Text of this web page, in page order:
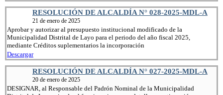
RESOLUCIÓN DE ALCALDÍA N° 028-2025-MDL-A
21 de enero de 2025
Aprobar y autorizar al presupuesto institucional modificado de la
Municipalidad Distrital de Layo para el periodo del año fiscal 2025,
mediante Créditos suplementarios la incorporación
Descargar
RESOLUCIÓN DE ALCALDÍA N° 027-2025-MDL-A
20 de enero de 2025
DESIGNAR, al Responsable del Padrón Nominal de la Municipalidad